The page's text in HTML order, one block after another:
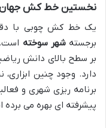
نخستین خط کش
یک خط کش چوبی با
برجستهشهر سوخته است.
بر سطح بالای دانش
دارد. وجود چنین
برنامه ریزی شهری و
پیشرفته ای بهره می برده